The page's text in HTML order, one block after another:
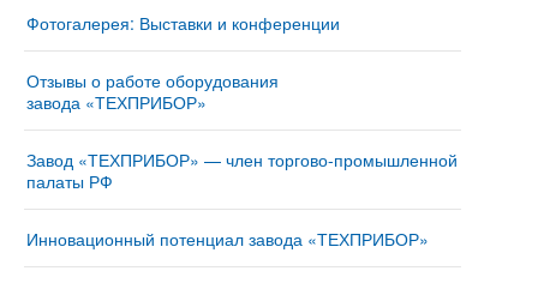
Фотогалерея: Выставки и конференции
Отзывы о работе оборудования
завода «ТЕХПРИБОР»
Завод «ТЕХПРИБОР» — член торгово-промышленной
палаты РФ
Инновационный потенциал завода «ТЕХПРИБОР»